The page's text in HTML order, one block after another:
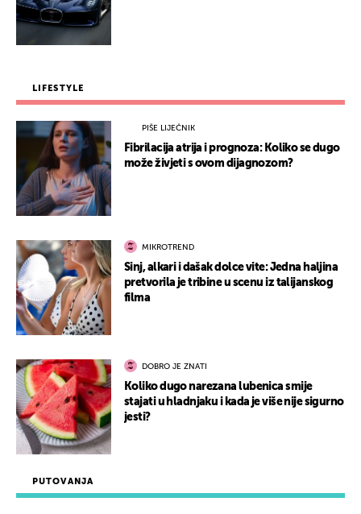
PUTOVANJA
LIFESTYLE
PIŠE LIJEČNIK
Fibrilacija atrija i prognoza: Koliko se dugo
može živjeti s ovom dijagnozom?
MIKROTREND
Sinj, alkari i dašak dolce vite: Jedna haljina
pretvorila je tribine u scenu iz talijanskog
filma
DOBRO JE ZNATI
Koliko dugo narezana lubenica smije
stajati u hladnjaku i kada je više nije sigurno
jesti?